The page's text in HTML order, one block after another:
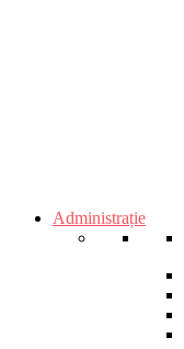
Administrație